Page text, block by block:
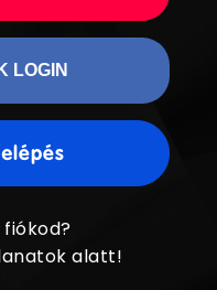
LOGIN
alatt!